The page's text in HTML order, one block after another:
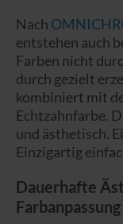
Nach
entstehen auch
Farben nicht
durch gezielt
kombiniert mit
Echtzahnfarbe.
und ästhetisch.
Einzigartig
Dauerhafte
Farbanpassung